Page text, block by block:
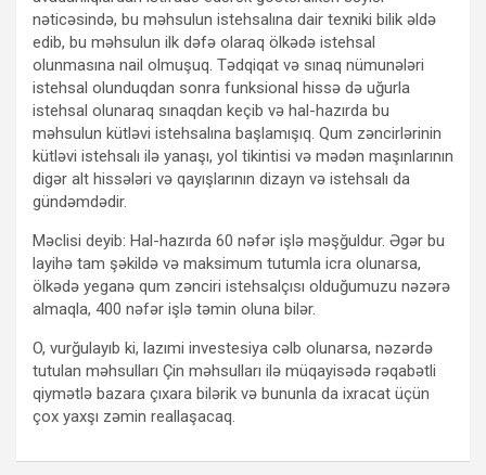
nəticəsində, bu məhsulun istehsalına dair texniki bilik əldə
edib, bu məhsulun ilk dəfə olaraq ölkədə istehsal
olunmasına nail olmuşuq. Tədqiqat və sınaq nümunələri
istehsal olunduqdan sonra funksional hissə də uğurla
istehsal olunaraq sınaqdan keçib və hal-hazırda bu
məhsulun kütləvi istehsalına başlamışıq. Qum zəncirlərinin
kütləvi istehsalı ilə yanaşı, yol tikintisi və mədən maşınlarının
digər alt hissələri və qayışlarının dizayn və istehsalı da
gündəmdədir.
Məclisi deyib: Hal-hazırda 60 nəfər işlə məşğuldur. Əgər bu
layihə tam şəkildə və maksimum tutumla icra olunarsa,
ölkədə yeganə qum zənciri istehsalçısı olduğumuzu nəzərə
almaqla, 400 nəfər işlə təmin oluna bilər.
O, vurğulayıb ki, lazımi investesiya cəlb olunarsa, nəzərdə
tutulan məhsulları Çin məhsulları ilə müqayisədə rəqabətli
qiymətlə bazara çıxara bilərik və bununla da ixracat üçün
çox yaxşı zəmin reallaşacaq.